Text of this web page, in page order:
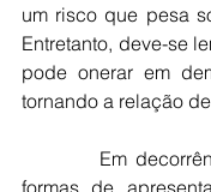
um risco que pesa
Entretanto, deve-se
pode onerar em
tornando a relação
Em